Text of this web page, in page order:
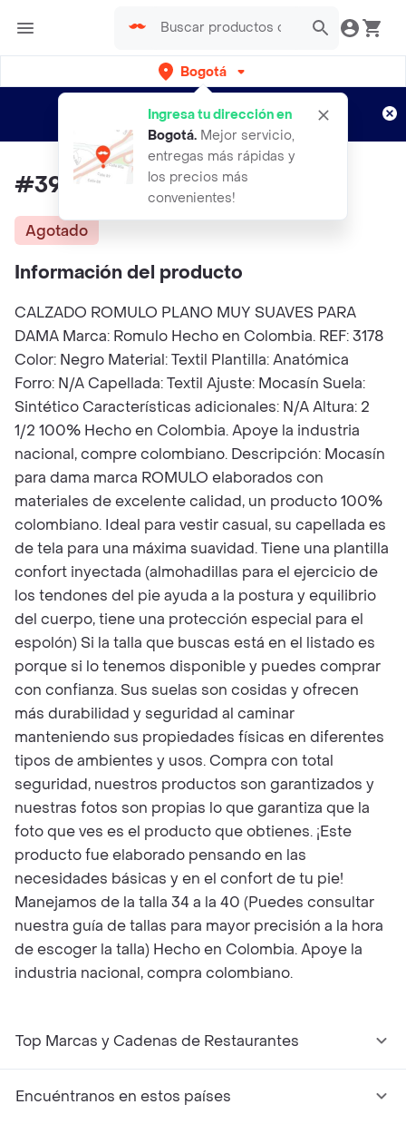
Bogotá
Ingresa tu dirección en
Bogotá. Mejor servicio,
entregas más rápidas y
los precios más
convenientes!
envíos gratis por semanas
Aplican TyC
#39 Romulo Zapato Textil
Agotado
Información del producto
CALZADO ROMULO PLANO MUY SUAVES PARA
DAMA Marca: Romulo Hecho en Colombia. REF: 3178
Color: Negro Material: Textil Plantilla: Anatómica
Forro: N/A Capellada: Textil Ajuste: Mocasín Suela:
Sintético Características adicionales: N/A Altura: 2
1/2 100% Hecho en Colombia. Apoye la industria
nacional, compre colombiano. Descripción: Mocasín
para dama marca ROMULO elaborados con
materiales de excelente calidad, un producto 100%
colombiano. Ideal para vestir casual, su capellada es
de tela para una máxima suavidad. Tiene una plantilla
confort inyectada (almohadillas para el ejercicio de
los tendones del pie ayuda a la postura y equilibrio
del cuerpo, tiene una protección especial para el
espolón) Si la talla que buscas está en el listado es
porque si lo tenemos disponible y puedes comprar
con confianza. Sus suelas son cosidas y ofrecen
más durabilidad y seguridad al caminar
manteniendo sus propiedades físicas en diferentes
tipos de ambientes y usos. Compra con total
seguridad, nuestros productos son garantizados y
nuestras fotos son propias lo que garantiza que la
foto que ves es el producto que obtienes. ¡Este
producto fue elaborado pensando en las
necesidades básicas y en el confort de tu pie!
Manejamos de la talla 34 a la 40 (Puedes consultar
nuestra guía de tallas para mayor precisión a la hora
de escoger la talla) Hecho en Colombia. Apoye la
industria nacional, compra colombiano.
Top Marcas y Cadenas de Restaurantes
Encuéntranos en estos países